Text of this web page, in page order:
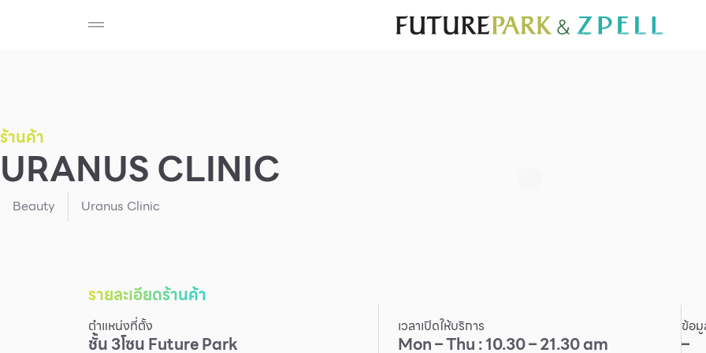
สำหรับนักท่องเที่ยว มีอะไรใหม่ แผนผังร้านค้า
Food
Furniture
ร้านค้า
URANUS CLINIC
Beauty Uranus Clinic
รายละเอียดร้านค้า
ตำแหน่งที่ตั้ง
ชั้น3โซนFuture Park
เวลาเปิดให้บริการ
Mon – Thu : 10.30 – 21.30 am
ข้อ
–